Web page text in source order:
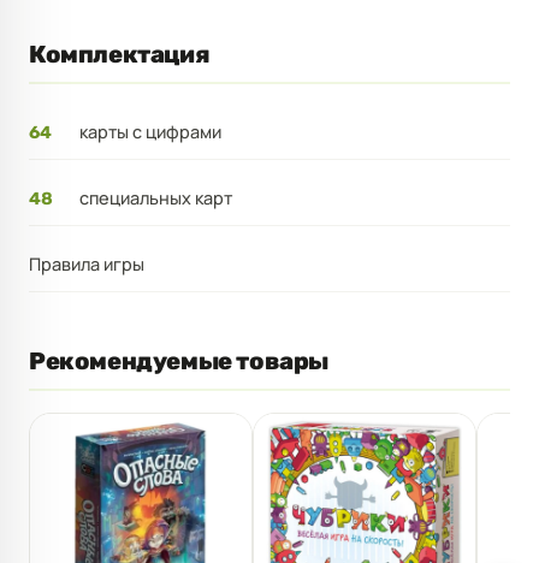
Комплектация
64 карты с цифрами
48 специальных карт
Правила игры
Рекомендуемые товары